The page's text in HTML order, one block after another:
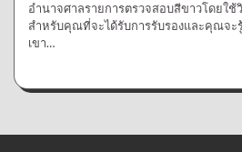
อำนาจศาลรายการตรวจสอบสีขาวโดยใ
สำหรับคุณที่จะได้รับการรับรองและคุณจ
เขา…